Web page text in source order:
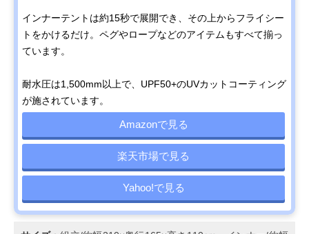
インナーテントは約15秒で展開でき、その上からフライシー
トをかけるだけ。ペグやロープなどのアイテムもすべて揃っ
ています。
耐水圧は1,500mm以上で、UPF50+のUVカットコーティング
が施されています。
Amazonで見る
楽天市場で見る
Yahoo!で見る